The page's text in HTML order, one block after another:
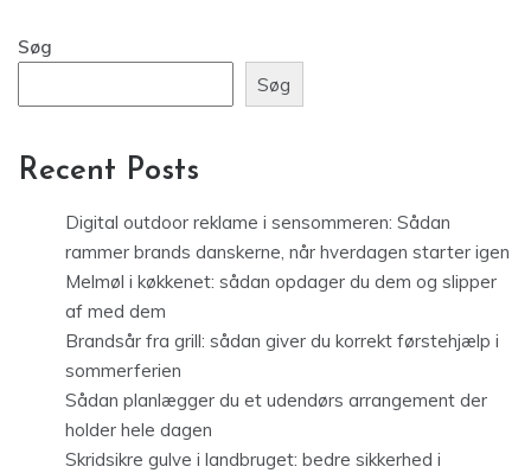
Søg
Søg
Recent Posts
Digital outdoor reklame i sensommeren: Sådan
rammer brands danskerne, når hverdagen starter igen
Melmøl i køkkenet: sådan opdager du dem og slipper
af med dem
Brandsår fra grill: sådan giver du korrekt førstehjælp i
sommerferien
Sådan planlægger du et udendørs arrangement der
holder hele dagen
Skridsikre gulve i landbruget: bedre sikkerhed i